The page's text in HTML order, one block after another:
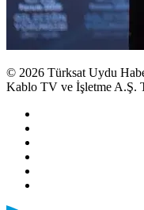
© 2026 Türksat Uydu
Kablo TV ve İşletme A.Ş.